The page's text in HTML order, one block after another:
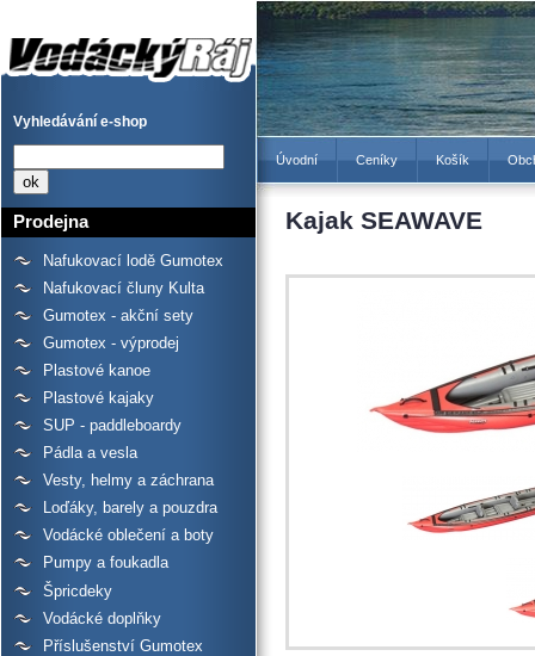
Gumotex, kanoí a kajaků -
Vodácký Ráj
Úvodní Ceníky Košík
Vyhledávání e-shop
Prodejna
Nafukovací lodě Gumotex
Nafukovací čluny Kulta
Gumotex - akční sety
Gumotex - výprodej
Plastové kanoe
Plastové kajaky
SUP - paddleboardy
Pádla a vesla
Vesty, helmy a záchrana
Loďáky, barely a pouzdra
Vodácké oblečení a boty
Pumpy a foukadla
Špricdeky
Vodácké doplňky
Příslušenství Gumotex
Kajak SEAWAVE